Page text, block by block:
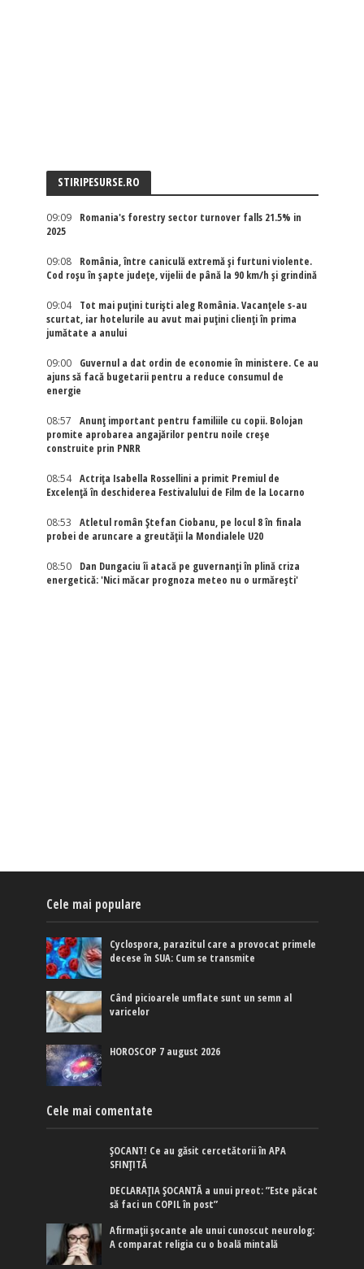
STIRIPESURSE.RO
09:09
Romania's forestry sector turnover falls 21.5% in
2025
09:08
România, între caniculă extremă și furtuni violente.
Cod roșu în șapte județe, vijelii de până la 90 km/h și grindină
09:04
Tot mai puțini turiști aleg România. Vacanțele s-au
scurtat, iar hotelurile au avut mai puțini clienți în prima
jumătate a anului
09:00
Guvernul a dat ordin de economie în ministere. Ce au
ajuns să facă bugetarii pentru a reduce consumul de
energie
08:57
Anunț important pentru familiile cu copii. Bolojan
promite aprobarea angajărilor pentru noile creșe
construite prin PNRR
08:54
Actriţa Isabella Rossellini a primit Premiul de
Excelenţă în deschiderea Festivalului de Film de la Locarno
08:53
Atletul român Ștefan Ciobanu, pe locul 8 în finala
probei de aruncare a greutății la Mondialele U20
08:50
Dan Dungaciu îi atacă pe guvernanți în plină criza
energetică: 'Nici măcar prognoza meteo nu o urmărești'
Cele mai populare
Cyclospora, parazitul care a provocat primele
decese în SUA: Cum se transmite
Când picioarele umflate sunt un semn al
varicelor
HOROSCOP 7 august 2026
Cele mai comentate
ȘOCANT! Ce au găsit cercetătorii în APA
SFINȚITĂ
DECLARAȚIA ȘOCANTĂ a unui preot: ”Este păcat
să faci un COPIL în post”
Afirmaţii şocante ale unui cunoscut neurolog:
A comparat religia cu o boală mintală